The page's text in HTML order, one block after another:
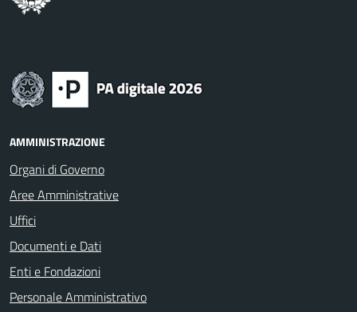
AMMINISTRAZIONE
Organi di Governo
Aree Amministrative
Uffici
Documenti e Dati
Enti e Fondazioni
Personale Amministrativo